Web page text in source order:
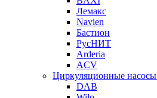
Лемакс
Navien
Бастион
РусНИТ
Arderia
ACV
Циркуляционные насосы
DAB